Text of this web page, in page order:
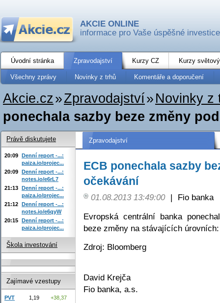
AKCIE ONLINE
informace pro Vaše úspěšné investice
Úvodní stránka Zpravodajství Kurzy CZ Kurzy
Všechny zprávy Novinky z trhů Komentáře a doporučení
Akcie.cz»Zpravodajství» Novinky z
ponechala sazby beze změny
Zpravodajství
ECB ponechala sazby
očekávání
01.08.2013 13:49:00 |
Fio banka
Evropská centrální banka
beze změny na stávajících
Zdroj: Bloomberg
David Krejča
Fio banka, a.s.
Právě diskutujete
20:09 Denní report -...:
paiza.io/projec...
20:09 Denní report -...:
notes.io/e6rL7
21:13 Denní report -...:
paiza.io/projec...
21:12 Denní report -...:
notes.io/e6qyW
20:15 Denní report -...:
paiza.io/projec...
Škola investování
Zajímavé vzestupy
PVT 1,19
+38,37